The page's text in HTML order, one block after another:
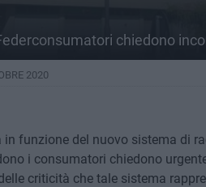
chiedono
2020
in funzione del nuovo sistema di
i consumatori chiedono
criticità che tale sistema